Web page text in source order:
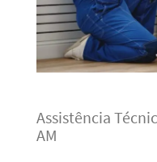
Assistência
AM